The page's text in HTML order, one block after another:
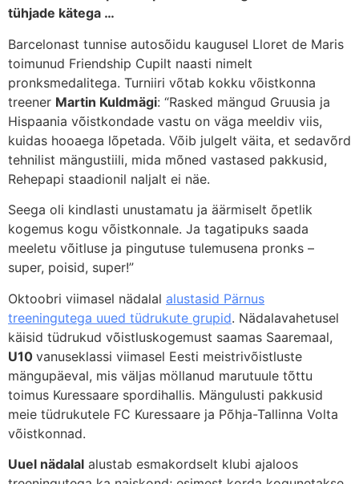
tühjade kätega …
Barcelonast tunnise autosõidu kaugusel Lloret de Maris
toimunud Friendship Cupilt naasti nimelt
pronksmedalitega. Turniiri võtab kokku võistkonna
treener Martin Kuldmägi: “Rasked mängud Gruusia ja
Hispaania võistkondade vastu on väga meeldiv viis,
kuidas hooaega lõpetada. Võib julgelt väita, et sedavõrd
tehnilist mängustiili, mida mõned vastased pakkusid,
Rehepapi staadionil naljalt ei näe.
Seega oli kindlasti unustamatu ja äärmiselt õpetlik
kogemus kogu võistkonnale. Ja tagatipuks saada
meeletu võitluse ja pingutuse tulemusena pronks –
super, poisid, super!”
Oktoobri viimasel nädalal alustasid Pärnus
treeningutega uued tüdrukute grupid. Nädalavahetusel
käisid tüdrukud võistluskogemust saamas Saaremaal,
U10 vanuseklassi viimasel Eesti meistrivõistluste
mängupäeval, mis väljas möllanud marutuule tõttu
toimus Kuressaare spordihallis. Mängulusti pakkusid
meie tüdrukutele FC Kuressaare ja Põhja-Tallinna Volta
võistkonnad.
Uuel nädalal alustab esmakordselt klubi ajaloos